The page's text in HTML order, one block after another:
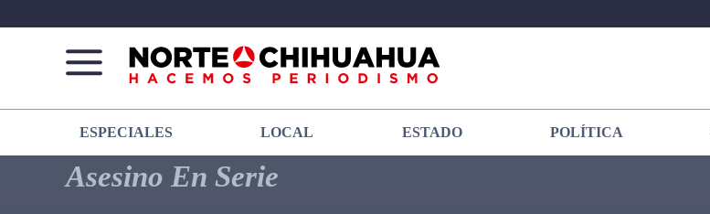
Norte
De
Chihuahua
Más
que
noticias,
hacemos periodismo
ESPECIALES LOCAL ESTADO POLÍTICA
Asesino En Serie